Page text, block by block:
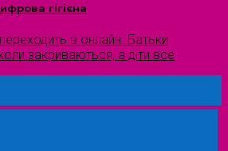
гігієна
в онлайн. Батьки
закриваються, а діти все